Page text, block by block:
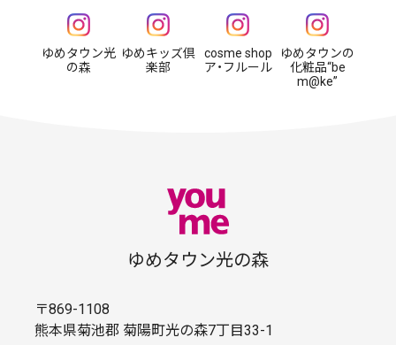
ゆめタウン光
の森
ゆめキッズ倶
楽部
cosme shop
ア・フルール
ゆめタウンの
化粧品“be
m@ke”
ゆめタウン光の森
〒869-1108
熊本県菊池郡 菊陽町光の森7丁目33-1